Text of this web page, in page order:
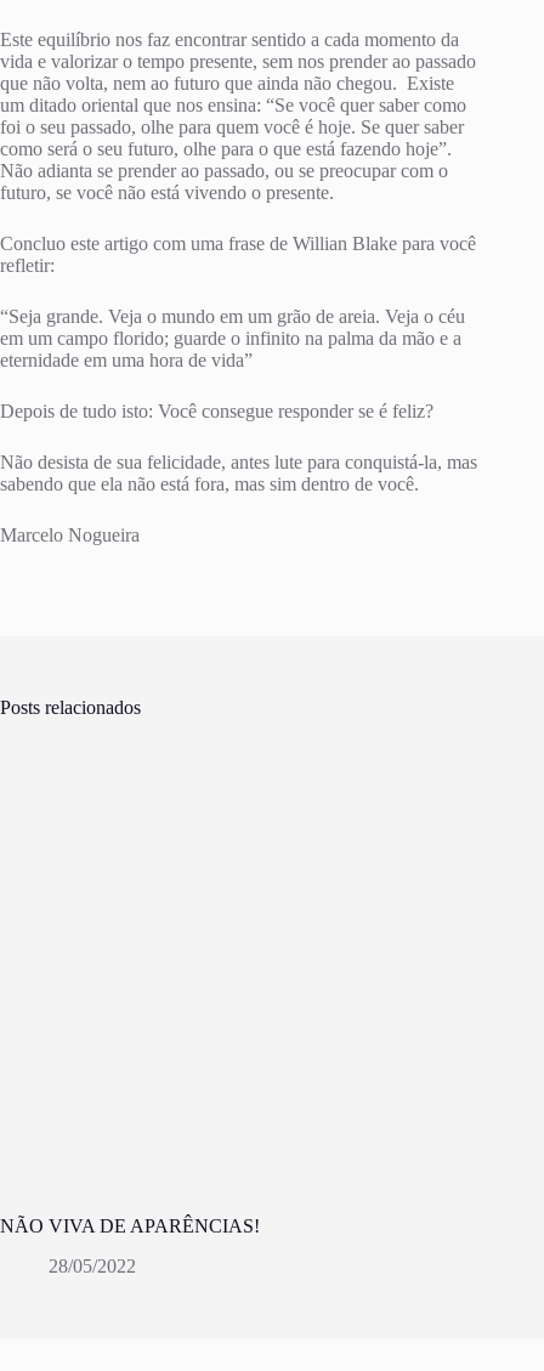
Este equilíbrio nos faz encontrar sentido a cada momento da
vida e valorizar o tempo presente, sem nos prender ao passado
que não volta, nem ao futuro que ainda não chegou. Existe
um ditado oriental que nos ensina: “Se você quer saber como
foi o seu passado, olhe para quem você é hoje. Se quer saber
como será o seu futuro, olhe para o que está fazendo hoje”.
Não adianta se prender ao passado, ou se preocupar com o
futuro, se você não está vivendo o presente.
Concluo este artigo com uma frase de Willian Blake para você
refletir:
“Seja grande. Veja o mundo em um grão de areia. Veja o céu
em um campo florido; guarde o infinito na palma da mão e a
eternidade em uma hora de vida”
Depois de tudo isto: Você consegue responder se é feliz?
Não desista de sua felicidade, antes lute para conquistá-la, mas
sabendo que ela não está fora, mas sim dentro de você.
Marcelo Nogueira
Posts relacionados
NÃO VIVA DE APARÊNCIAS!
28/05/2022